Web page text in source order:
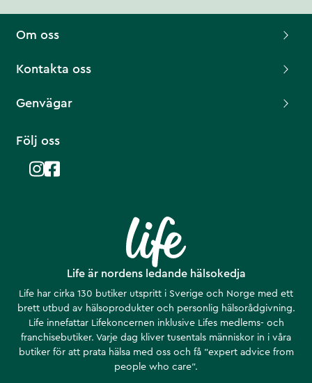
Life är nordens ledande hälsokedja
Life har cirka 130 butiker utspritt i Sverige och Norge med ett
brett utbud av hälsoprodukter och personlig hälsorådgivning.
Life innefattar Lifekoncernen inklusive Lifes medlems- och
franchisebutiker. Varje dag kliver tusentals människor in i våra
butiker för att prata hälsa med oss och få ”expert advice from
people who care”.
Om oss
Kontakta oss
Genvägar
Följ oss